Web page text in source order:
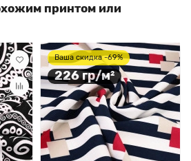
принтом или
Ваша скидка -69%
226 гр/м²